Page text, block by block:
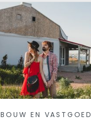
BOUW EN VASTGOED